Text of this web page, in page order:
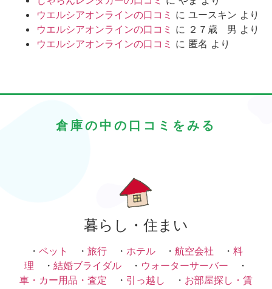
ウエルシアオンラインの口コミ に ユースキン より
ウエルシアオンラインの口コミ に ２７歳 男 より
ウエルシアオンラインの口コミ に 匿名 より
倉庫の中の口コミをみる
暮らし・住まい
・ ペット ・ 旅行 ・ ホテル ・ 航空会社 ・ 料
理 ・ 結婚ブライダル ・ ウォーターサーバー ・
車・カー用品・査定 ・ 引っ越し ・ お部屋探し・賃